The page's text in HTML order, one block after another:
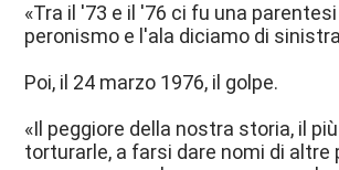
«Tra il '73 e il '76 ci fu una
peronismo e l'ala diciamo di
Poi, il 24 marzo 1976, il golpe.
«Il peggiore della nostra storia, il
torturarle, a farsi dare nomi di